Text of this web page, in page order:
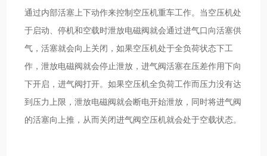
通过内部活塞上下动作来控制空压机重车工作。当空压机处
于启动、停机和空载时泄放电磁阀就会通过进气口向活塞供
气，活塞就会向上关闭，如果空压机处于全负荷状态下工
作，泄放电磁阀就会停止泄放，进气阀活塞在压差作用下向
下开启，进气阀打开。如果空压机全负荷工作而压力没有达
到压力上限，泄放电磁阀就会断电开始泄放，同时将进气阀
的活塞向上推，从而关闭进气阀空压机就会处于空载状态。